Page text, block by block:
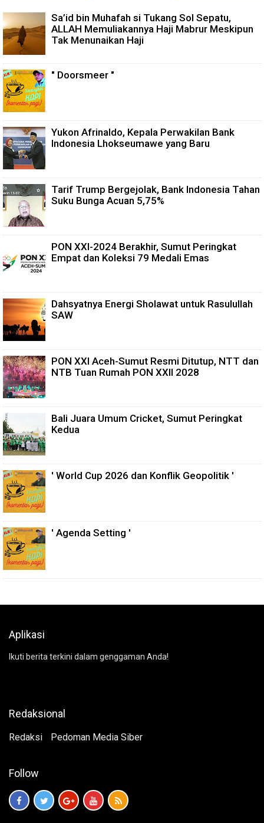
Sa’id bin Muhafah si Tukang Sol Sepatu,
ALLAH Memuliakannya Haji Mabrur Meskipun
Tak Menunaikan Haji
" Doorsmeer "
Yukon Afrinaldo, Kepala Perwakilan Bank
Indonesia Lhokseumawe yang Baru
Tarif Trump Bergejolak, Bank Indonesia Tahan
Suku Bunga Acuan 5,75%
PON XXI-2024 Berakhir, Sumut Peringkat
Empat dan Koleksi 79 Medali Emas
Dahsyatnya Energi Sholawat untuk Rasulullah
SAW
PON XXI Aceh-Sumut Resmi Ditutup, NTT dan
NTB Tuan Rumah PON XXII 2028
Bali Juara Umum Cricket, Sumut Peringkat
Kedua
' World Cup 2026 dan Konflik Geopolitik '
' Agenda Setting '
Aplikasi
Ikuti berita terkini dalam genggaman Anda!
Redaksional
Redaksi Pedoman Media Siber
Follow